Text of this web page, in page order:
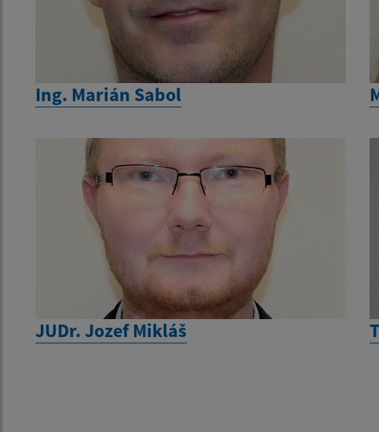
Ing. Marián Sabol
JUDr. Jozef Mikláš